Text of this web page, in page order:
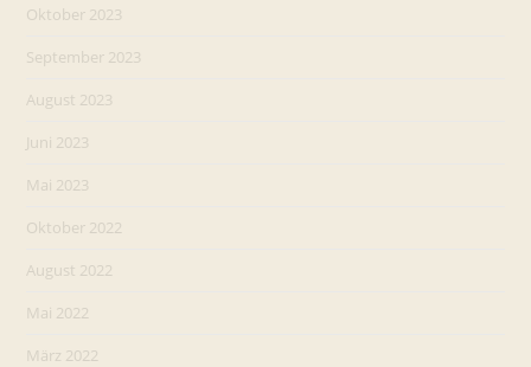
Oktober 2023
September 2023
August 2023
Juni 2023
Mai 2023
Oktober 2022
August 2022
Mai 2022
März 2022